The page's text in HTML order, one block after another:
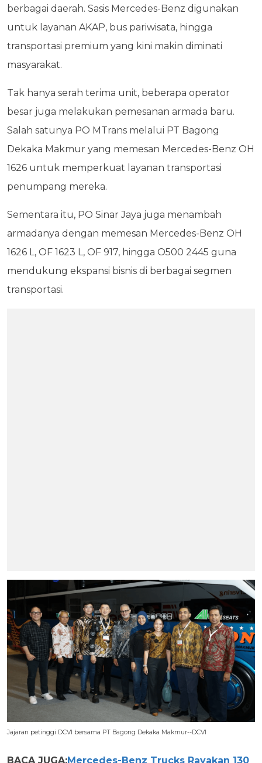
berbagai daerah. Sasis Mercedes-Benz digunakan
untuk layanan AKAP, bus pariwisata, hingga
transportasi premium yang kini makin diminati
masyarakat.
Tak hanya serah terima unit, beberapa operator
besar juga melakukan pemesanan armada baru.
Salah satunya PO MTrans melalui PT Bagong
Dekaka Makmur yang memesan Mercedes-Benz OH
1626 untuk memperkuat layanan transportasi
penumpang mereka.
Sementara itu, PO Sinar Jaya juga menambah
armadanya dengan memesan Mercedes-Benz OH
1626 L, OF 1623 L, OF 917, hingga O500 2445 guna
mendukung ekspansi bisnis di berbagai segmen
transportasi.
Jajaran petinggi DCVI bersama PT Bagong Dekaka Makmur--DCVI
BACA JUGA:Mercedes-Benz Trucks Rayakan 130